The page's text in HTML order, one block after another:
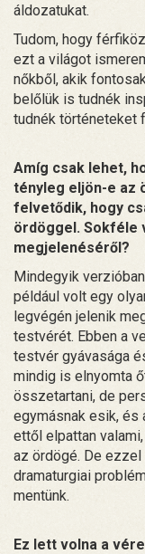
áldozatukat.
Tudom, hogy
ezt a világot
nőkből, akik
belőlük is tudnék
tudnék történeteket
Amíg csak lehet,
tényleg eljön-e az
felvetődik, hogy
ördöggel. Sokféle
megjelenéséről?
Mindegyik
például volt egy
legvégén jelenik
testvérét. Ebben a
testvér gyávasága
mindig is elnyomta
összetartani, de
egymásnak esik, és
ettől elpattan
az ördögé. De
dramaturgiai
mentünk.
Ez lett volna a